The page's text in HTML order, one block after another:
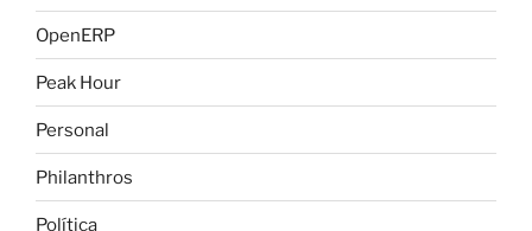
OpenERP
Peak Hour
Personal
Philanthros
Política